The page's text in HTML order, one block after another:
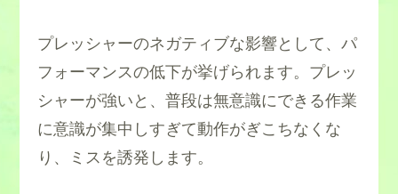
プレッシャーのネガティブな影響として、パ
フォーマンスの低下が挙げられます。プレッ
シャーが強いと、普段は無意識にできる作業
に意識が集中しすぎて動作がぎこちなくな
り、ミスを誘発します。